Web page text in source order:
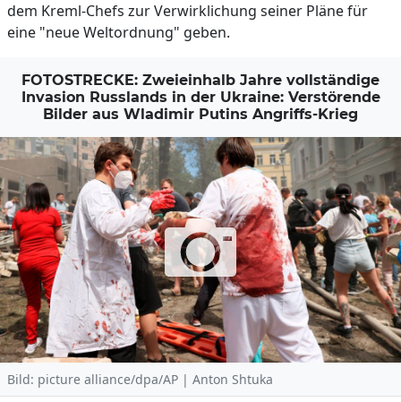
dem Kreml-Chefs zur Verwirklichung seiner Pläne für
eine "neue Weltordnung" geben.
FOTOSTRECKE: Zweieinhalb Jahre vollständige
Invasion Russlands in der Ukraine: Verstörende
Bilder aus Wladimir Putins Angriffs-Krieg
Bild: picture alliance/dpa/AP | Anton Shtuka